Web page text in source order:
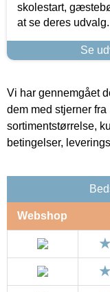
skolestart,
at se deres udvalg.
Se
Vi har gennemgået
dem med stjerner
sortimentstørrelse,
betingelser,
Webshop